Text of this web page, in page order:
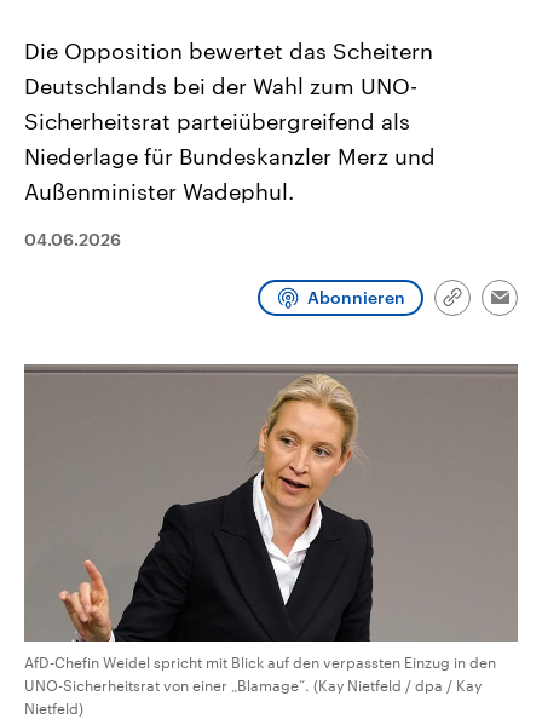
2026
Alle Informationen
Sachsen-Anhalt wählt am 6.
September 2026 einen neuen
Landtag. Seit 2021 wird das
Bundesland von einer Koalition aus
CDU, SPD und FDP regiert.-
Umfragen, Prognosen,
und Hintergründe zu den Parteien
und Kandidaten der anstehenden
Aktuelle Beiträge,
Hintergründe
Wirtschaftlich und
gehören die Vereinigten
den mächtigsten Ländern
mit großem Einfluss auf
Die Opposition bewertet das Scheitern
Deutschlands bei der Wahl zum UNO-
Sicherheitsrat parteiübergreifend als
Niederlage für Bundeskanzler Merz und
Außenminister Wadephul.
04.06.2026
Abonnieren
Link
AfD-Chefin Weidel spricht mit Blick auf den verpassten Einzug in den
UNO-Sicherheitsrat von einer „Blamage“. (Kay Nietfeld / dpa / Kay
Nietfeld)